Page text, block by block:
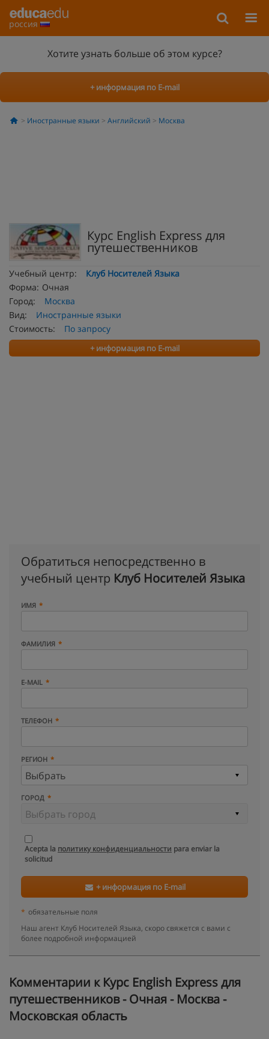
россия
Хотите узнать больше об этом курсе?
+ информация по E-mail
Иностранные языки Английский Москва
Курс English Express для
путешественников
Учебный центр:
Клуб Носителей Языка
Форма: Очная
Город:
Москва
Вид:
Иностранные языки
Стоимость:
По запросу
+ информация по E-mail
Обратиться непосредственно в
учебный центр Клуб Носителей Языка
ИМЯ
ФАМИЛИЯ
E-MAIL
ТЕЛЕФОН
РЕГИОН
ГОРОД
Acepta la политику конфиденциальности para enviar la
solicitud
+ информация по E-mail
* обязательные поля
Наш агент Клуб Носителей Языка, скоро свяжется с вами с
более подробной информацией
Kомментарии к Курс English Express для
путешественников - Очная - Москва -
Московская область